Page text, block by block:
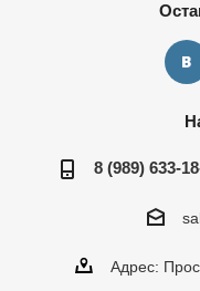
8 (989) 633-
Адрес: